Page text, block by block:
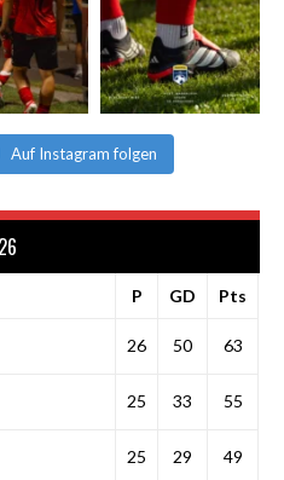
Auf Instagram folgen
P GD Pts
26 50 63
25 33 55
25 29 49